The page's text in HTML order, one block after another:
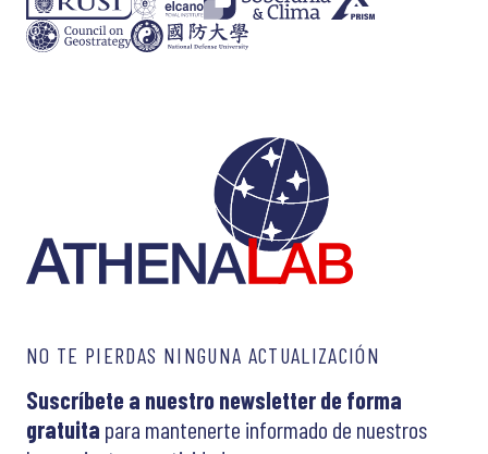
NO TE PIERDAS NINGUNA ACTUALIZACIÓN
Suscríbete a nuestro newsletter de forma
gratuita para mantenerte informado de nuestros